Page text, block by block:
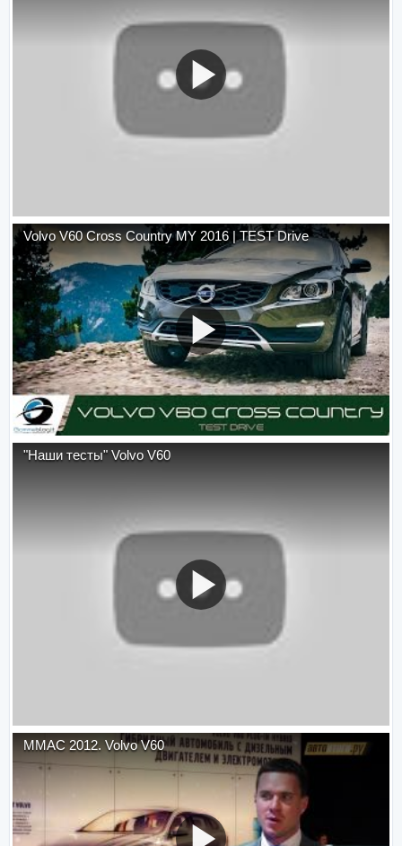
Volvo V60 Cross Country MY 2016 | TEST Drive
"Наши тесты" Volvo V60
ММАС 2012. Volvo V60